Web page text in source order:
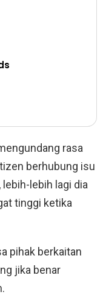
rasa
berhubung isu
lebih lagi dia
tinggi ketika
pihak berkaitan
jika benar